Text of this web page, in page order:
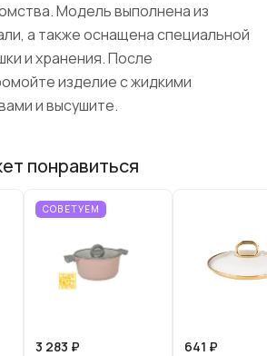
Модель выполнена из
а также оснащена специальной
и хранения. После
изделие с жидкими
и высушите.
понравиться
СОВЕТУЕМ
3 283 ₽
641 ₽